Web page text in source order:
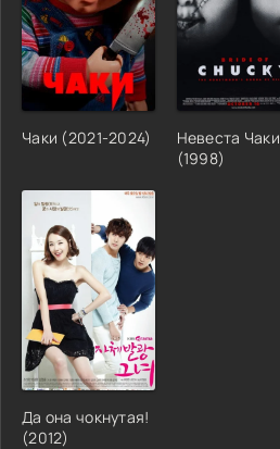
Чаки (2021-2024)
Невеста Чаки
(1998)
Да она чокнутая!
(2012)